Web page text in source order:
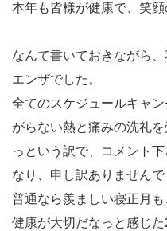
本年も皆様が健康で、笑
なんて書いておきながら
エンザでした。
全てのスケジュールキャ
がらない熱と痛みの洗礼
っという訳で、コメント
なり、申し訳ありませんで
普通なら羨ましい寝正月
健康が大切だなっと感じ